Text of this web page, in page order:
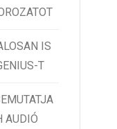
IS
T
AUDIÓ